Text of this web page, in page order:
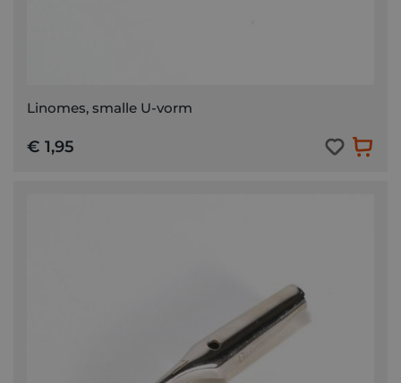
Linomes, smalle U-vorm
€ 1,95